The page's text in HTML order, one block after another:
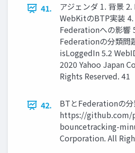
41.
アジェンダ 1. 背景
WebKitのBTP実装
Federationへの影響
Federationの分類問
isLoggedIn 5.2
2020 Yahoo Japan
Rights Reserved. 41
42.
BTとFederationの
https://github.com/
bouncetracking-
Corporation. All